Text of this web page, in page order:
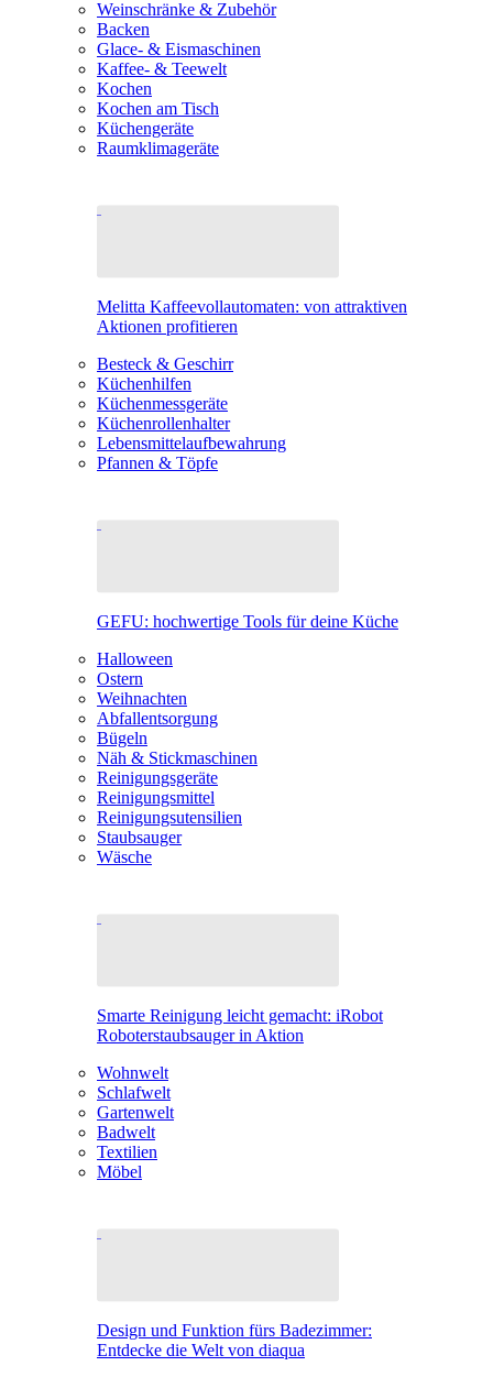
Weinschränke & Zubehör
Backen
Glace- & Eismaschinen
Kaffee- & Teewelt
Kochen
Kochen am Tisch
Küchengeräte
Raumklimageräte
Melitta Kaffeevollautomaten: von attraktiven
Aktionen profitieren
Besteck & Geschirr
Küchenhilfen
Küchenmessgeräte
Küchenrollenhalter
Lebensmittelaufbewahrung
Pfannen & Töpfe
GEFU: hochwertige Tools für deine Küche
Halloween
Ostern
Weihnachten
Abfallentsorgung
Bügeln
Näh & Stickmaschinen
Reinigungsgeräte
Reinigungsmittel
Reinigungsutensilien
Staubsauger
Wäsche
Smarte Reinigung leicht gemacht: iRobot
Roboterstaubsauger in Aktion
Wohnwelt
Schlafwelt
Gartenwelt
Badwelt
Textilien
Möbel
Design und Funktion fürs Badezimmer:
Entdecke die Welt von diaqua